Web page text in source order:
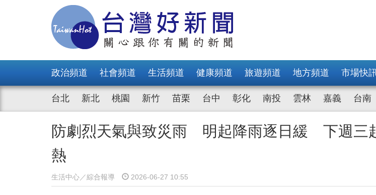
政治頻道 社會頻道 生活頻道 健康頻道 旅遊頻道 地方頻道 市場快
台北 新北 桃園 新竹 苗栗 台中 彰化 南投 雲林 嘉義 台南
防劇烈天氣與致災雨 明起降雨逐日緩 下週三
熱
生活中心／綜合報導 2026-06-27 10:55